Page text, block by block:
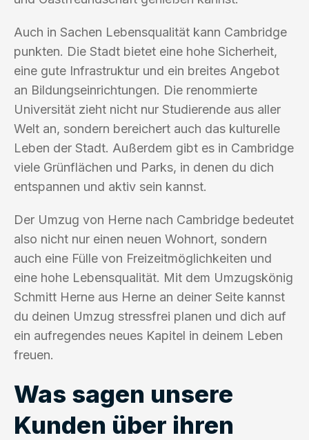
Auch in Sachen Lebensqualität kann Cambridge
punkten. Die Stadt bietet eine hohe Sicherheit,
eine gute Infrastruktur und ein breites Angebot
an Bildungseinrichtungen. Die renommierte
Universität zieht nicht nur Studierende aus aller
Welt an, sondern bereichert auch das kulturelle
Leben der Stadt. Außerdem gibt es in Cambridge
viele Grünflächen und Parks, in denen du dich
entspannen und aktiv sein kannst.
Der Umzug von Herne nach Cambridge bedeutet
also nicht nur einen neuen Wohnort, sondern
auch eine Fülle von Freizeitmöglichkeiten und
eine hohe Lebensqualität. Mit dem Umzugskönig
Schmitt Herne aus Herne an deiner Seite kannst
du deinen Umzug stressfrei planen und dich auf
ein aufregendes neues Kapitel in deinem Leben
freuen.
Was sagen unsere
Kunden über ihren